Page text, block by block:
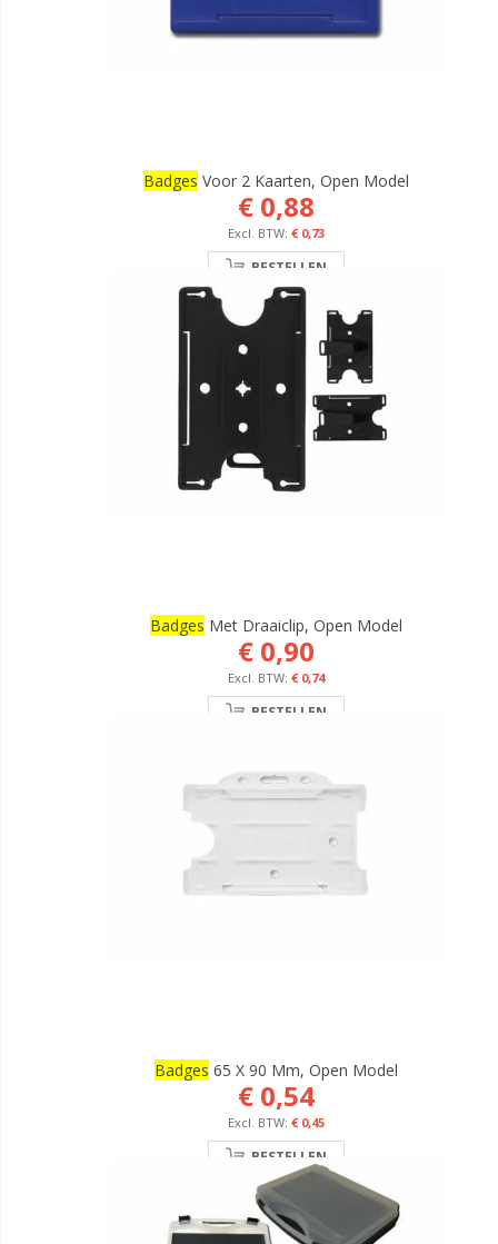
Badges Voor 2 Kaarten, Open Model
€ 0,88
€ 0,73
BESTELLEN
Badges Met Draaiclip, Open Model
€ 0,90
€ 0,74
BESTELLEN
Badges 65 X 90 Mm, Open Model
€ 0,54
€ 0,45
BESTELLEN